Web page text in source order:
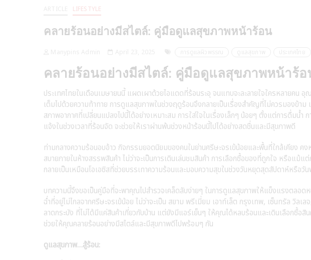
LIFESTYLE
คลายร้อนอย่างมีสไตล์: คู่มือดูแลสุขภาพหน้าร้อน
คลายร้อนอย่างมีสไตล์: คู่มือดูแลสุขภาพหน้าร้
ประเทศไทยในเดือนเมษายนนี้ แผดเผาด้วยไอแดดที่ร้อนระอุ จนแทบจะละลายใจใครหลายคน
เต็มไปด้วยความท้าทาย การดูแลสุขภาพในช่วงฤดูร้อนจึงกลายเป็นเรื่องสำคัญที่ไม่ควรมองข้าม
สภาพอากาศที่เปลี่ยนแปลงไปนี้ได้อย่างเหมาะสม การใส่ใจในเรื่องเล็กๆ น้อยๆ ตั้งแต่การดื่มน้ำ
แจ้งในช่วงเวลาที่ร้อนจัด จะช่วยให้เราผ่านพ้นช่วงหน้าร้อนนี้ไปได้อย่างสดชื่นและมีสุขภาพดี
ท่ามกลางความร้อนอบอ้าว กิจกรรมยอดนิยมของคนในย่านศรีษะจรเข้น้อยและพื้นที่ใกล้เคียง ค
สบายภายในห้างสรรพสินค้า ไม่ว่าจะเป็นการเดินเล่นชมสินค้า การเลือกซื้อของที่ถูกใจ หรือแม้
กลายเป็นเหมือนโอเอซิสที่ช่วยบรรเทาความร้อนและมอบความสุขในช่วงวันหยุดสุดสัปดาห์หรือ
บทความนี้จึงขอเป็นคู่มือที่จะพาคุณไปสำรวจเคล็ดลับง่ายๆ ในการดูแลสุขภาพให้แข็งแรงตลอด
ฉ่ำที่อยู่ไม่ไกลจากศรีษะจรเข้น้อย ไม่ว่าจะเป็น สยาม พรีเมี่ยม เอาท์เล็ต กรุงเทพ, เซ็นทรัล วิลเ
ลาดกระบัง ที่ไม่ได้มีแค่สินค้าเกี่ยวกับบ้าน แต่ยังมีแอร์เย็นๆ ให้คุณได้หลบร้อนและเดินเลือกซื้อ
ช่วยให้คุณคลายร้อนอย่างมีสไตล์และมีสุขภาพดีไปพร้อมๆ กัน
ดูแลสุขภาพ…สู้ร้อน: